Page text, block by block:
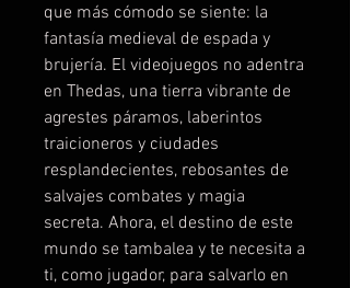
que más cómodo se siente: la
fantasía medieval de espada y
brujería. El videojuegos no adentra
en Thedas, una tierra vibrante de
agrestes páramos, laberintos
traicioneros y ciudades
resplandecientes, rebosantes de
salvajes combates y magia
secreta. Ahora, el destino de este
mundo se tambalea y te necesita a
ti, como jugador, para salvarlo en